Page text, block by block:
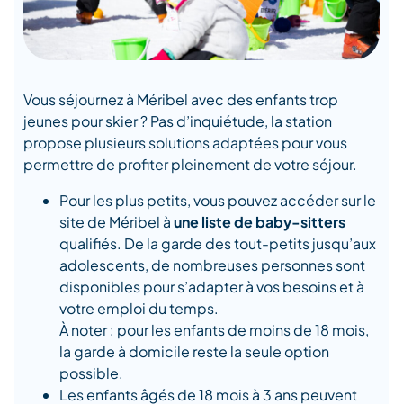
Vous séjournez à Méribel avec des enfants trop
jeunes pour skier ? Pas d’inquiétude, la station
propose plusieurs solutions adaptées pour vous
permettre de profiter pleinement de votre séjour.
Pour les plus petits, vous pouvez accéder sur le
site de Méribel àune liste de baby-sitters
qualifiés. De la garde des tout-petits jusqu’aux
adolescents, de nombreuses personnes sont
disponibles pour s’adapter à vos besoins et à
votre emploi du temps.
À noter : pour les enfants de moins de 18 mois,
la garde à domicile reste la seule option
possible.
Les enfants âgés de 18 mois à 3 ans peuvent